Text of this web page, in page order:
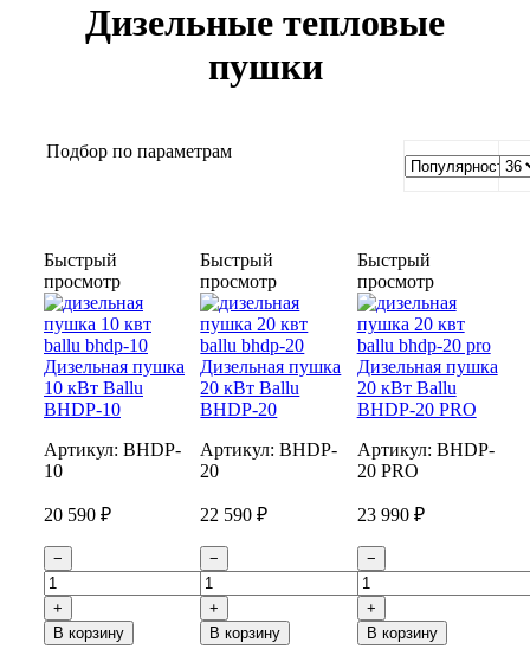
Дизельные тепловые
пушки
Подбор по параметрам
Быстрый
просмотр
Дизельная пушка
10 кВт Ballu
BHDP-10
Артикул: BHDP-
10
20 590 ₽
−
+
В корзину
Быстрый
просмотр
Дизельная пушка
20 кВт Ballu
BHDP-20
Артикул:BHDP-
20
22 590 ₽
−
+
В корзину
Быстрый
просмотр
Дизельная пушка
20 кВт Ballu
BHDP-20 PRO
Артикул: BHDP-
20 PRO
23 990 ₽
−
+
В корзину